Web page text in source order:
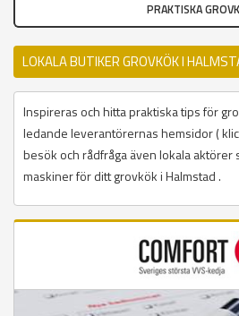
PRAKTISKA
LOKALA BUTIKER GROVKÖK I
Inspireras och hitta praktiska tips för
ledande leverantörernas hemsidor (
besök och rådfråga även lokala aktörer
maskiner för ditt grovkök i Halmstad .